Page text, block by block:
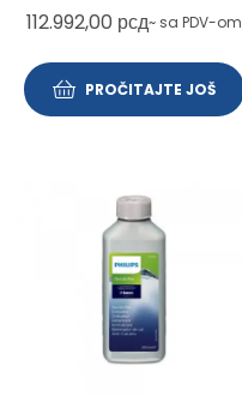
112.992,00 рсд~ sa PDV-om
PROČITAJTE JOŠ